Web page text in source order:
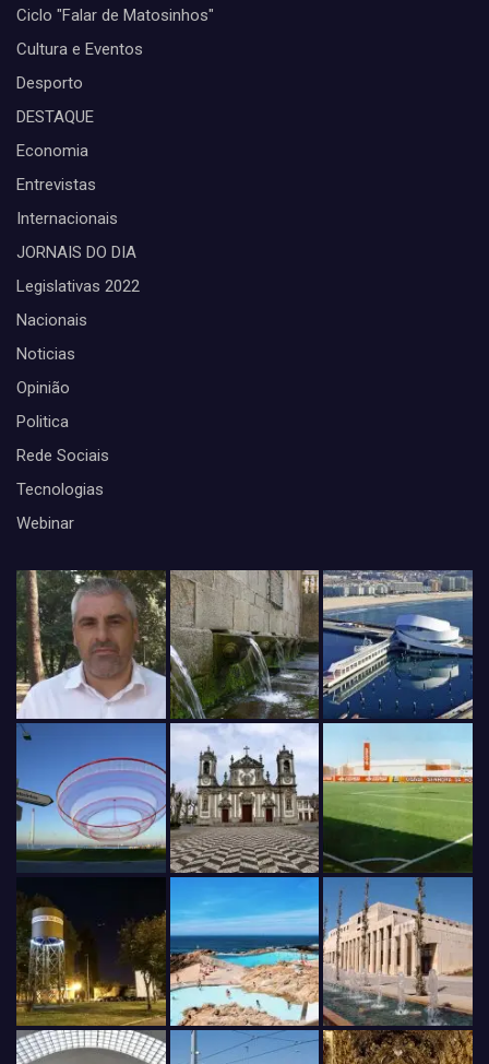
Ciclo "Falar de Matosinhos"
Cultura e Eventos
Desporto
DESTAQUE
Economia
Entrevistas
Internacionais
JORNAIS DO DIA
Legislativas 2022
Nacionais
Noticias
Opinião
Politica
Rede Sociais
Tecnologias
Webinar